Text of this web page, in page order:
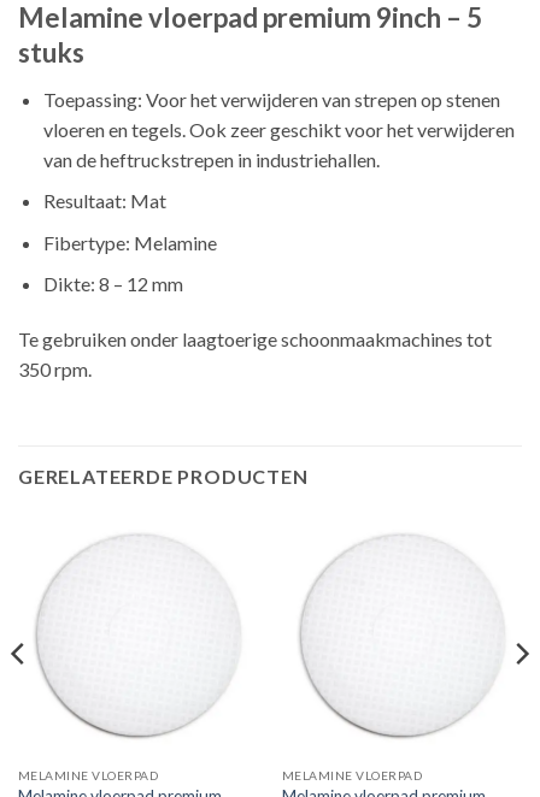
Melamine vloerpad premium 9inch – 5
stuks
Toepassing: Voor het verwijderen van strepen op stenen
vloeren en tegels. Ook zeer geschikt voor het verwijderen
van de heftruckstrepen in industriehallen.
Resultaat: Mat
Fibertype: Melamine
Dikte: 8 – 12 mm
Te gebruiken onder laagtoerige schoonmaakmachines tot
350 rpm.
GERELATEERDE PRODUCTEN
MELAMINE VLOERPAD MELAMINE VLOERPAD